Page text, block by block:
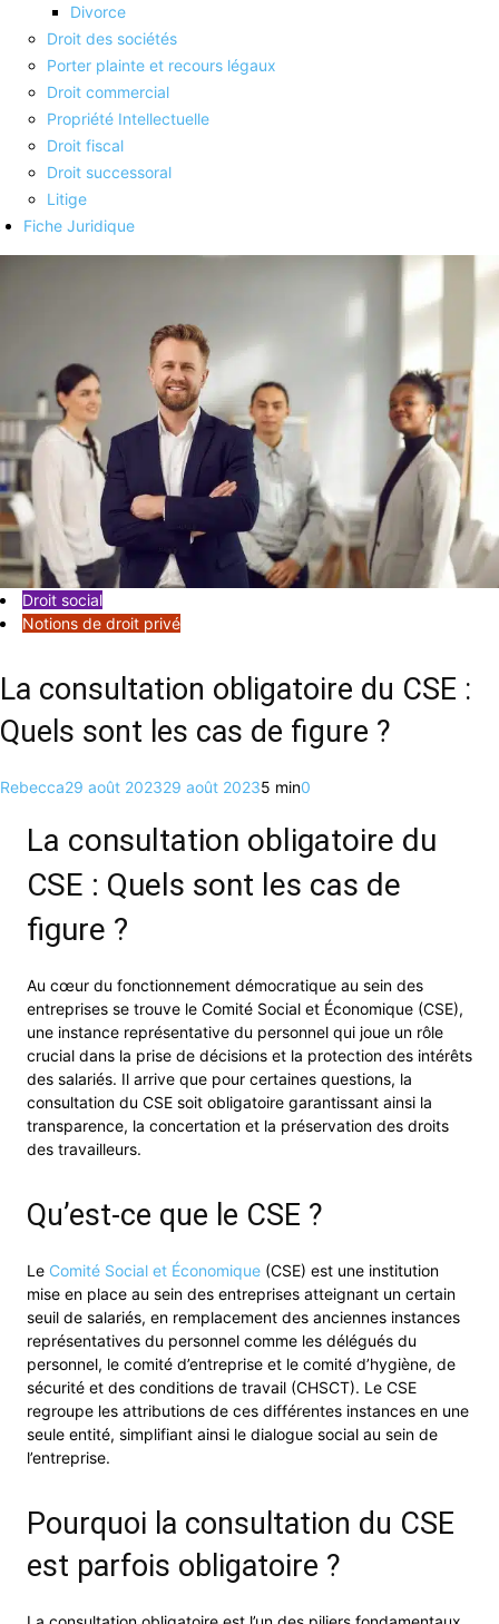
Divorce
Droit des sociétés
Porter plainte et recours légaux
Droit commercial
Propriété Intellectuelle
Droit fiscal
Droit successoral
Litige
Fiche Juridique
Droit social
Notions de droit privé
La consultation obligatoire du CSE :
Quels sont les cas de figure ?
Rebecca29 août 202329 août 20235 min0
La consultation obligatoire du
CSE : Quels sont les cas de
figure ?
Au cœur du fonctionnement démocratique au sein des
entreprises se trouve le Comité Social et Économique (CSE),
une instance représentative du personnel qui joue un rôle
crucial dans la prise de décisions et la protection des intérêts
des salariés. Il arrive que pour certaines questions, la
consultation du CSE soit obligatoire garantissant ainsi la
transparence, la concertation et la préservation des droits
des travailleurs.
Qu’est-ce que le CSE ?
Le Comité Social et Économique (CSE) est une institution
mise en place au sein des entreprises atteignant un certain
seuil de salariés, en remplacement des anciennes instances
représentatives du personnel comme les délégués du
personnel, le comité d’entreprise et le comité d’hygiène, de
sécurité et des conditions de travail (CHSCT). Le CSE
regroupe les attributions de ces différentes instances en une
seule entité, simplifiant ainsi le dialogue social au sein de
l’entreprise.
Pourquoi la consultation du CSE
est parfois obligatoire ?